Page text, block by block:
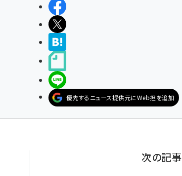
シェアする
ポストする
LINEで送る
優先するニュース提供元にWeb担を追加
次の記事